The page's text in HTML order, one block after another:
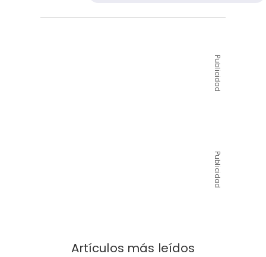
Publicidad
Publicidad
Artículos más leídos